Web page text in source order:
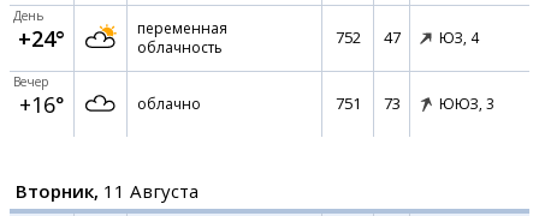
День
+24°
переменная
облачность
752 47 ЮЗ, 4
Вечер
+16° облачно 751 73 ЮЮЗ, 3
Вторник, 11 Августа